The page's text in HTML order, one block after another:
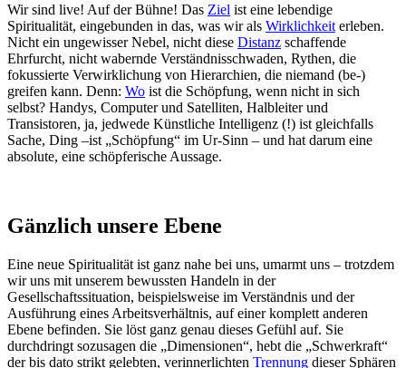
Wir sind live! Auf der Bühne! Das Ziel ist eine lebendige
Spiritualität, eingebunden in das, was wir als Wirklichkeit erleben.
Nicht ein ungewisser Nebel, nicht diese Distanz schaffende
Ehrfurcht, nicht wabernde Verständnisschwaden, Rythen, die
fokussierte Verwirklichung von Hierarchien, die niemand (be-)
greifen kann. Denn: Wo ist die Schöpfung, wenn nicht in sich
selbst? Handys, Computer und Satelliten, Halbleiter und
Transistoren, ja, jedwede Künstliche Intelligenz (!) ist gleichfalls
Sache, Ding –ist „Schöpfung“ im Ur-Sinn – und hat darum eine
absolute, eine schöpferische Aussage.
Gänzlich unsere Ebene
Eine neue Spiritualität ist ganz nahe bei uns, umarmt uns – trotzdem
wir uns mit unserem bewussten Handeln in der
Gesellschaftssituation, beispielsweise im Verständnis und der
Ausführung eines Arbeitsverhältnis, auf einer komplett anderen
Ebene befinden. Sie löst ganz genau dieses Gefühl auf. Sie
durchdringt sozusagen die „Dimensionen“, hebt die „Schwerkraft“
der bis dato strikt gelebten, verinnerlichten Trennung dieser Sphären